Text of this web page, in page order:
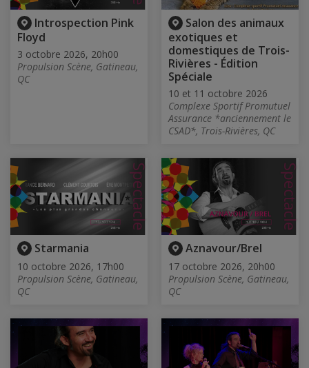
Introspection Pink
Floyd
3 octobre 2026, 20h00
Propulsion Scène, Gatineau,
QC
Salon des animaux
exotiques et
domestiques de Trois-
Rivières - Édition
Spéciale
10 et 11 octobre 2026
Complexe Sportif Promutuel
Assurance *anciennement le
CSAD*, Trois-Rivières, QC
Starmania
10 octobre 2026, 17h00
Propulsion Scène, Gatineau,
QC
Aznavour/Brel
17 octobre 2026, 20h00
Propulsion Scène, Gatineau,
QC